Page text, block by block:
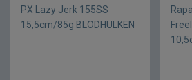
Klingmaterial
Spödelar
2-
PX Lazy Jerk 155SS
15,5cm/85g BLODHULKEN